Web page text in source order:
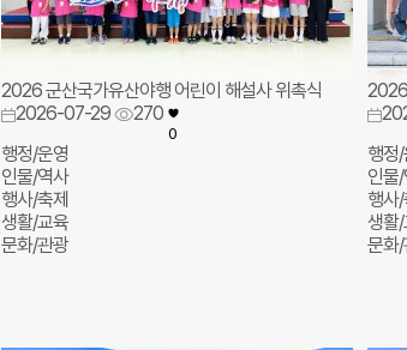
2026 군산국가유산야행 어린이 해설사 위촉식
2026-07-29
270
0
행정/운영
인물/역사
행사/축제
생활/교육
문화/관광
2026
행정
인물
행사/
생활
문화